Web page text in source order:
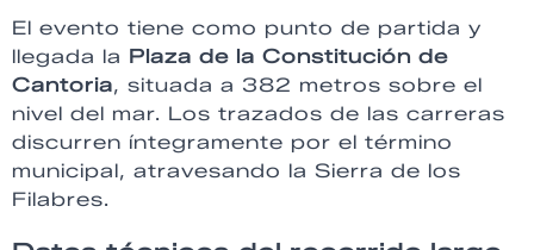
El evento tiene como punto de partida y
llegada la Plaza de la Constitución de
Cantoria, situada a 382 metros sobre el
nivel del mar. Los trazados de las carreras
discurren íntegramente por el término
municipal, atravesando la Sierra de los
Filabres.